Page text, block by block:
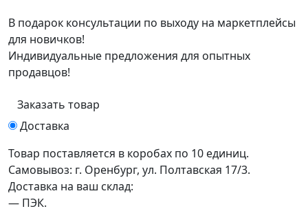
В подарок консультации по выходу на маркетплейсы
для новичков!
Индивидуальные предложения для опытных
продавцов!
Заказать товар
Доставка
Товар поставляется в коробах по 10 единиц.
Самовывоз: г. Оренбург, ул. Полтавская 17/3.
Доставка на ваш склад:
— ПЭК.